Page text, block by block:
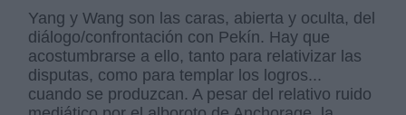
Yang y Wang son las caras, abierta y oculta, del
diálogo/confrontación con Pekín. Hay que
acostumbrarse a ello, tanto para relativizar las
disputas, como para templar los logros...
cuando se produzcan. A pesar del relativo ruido